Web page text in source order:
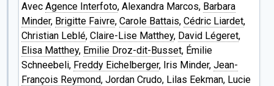
Avec Agence Interfoto, Alexandra Marcos, Barbara
Minder, Brigitte Faivre, Carole Battais, Cédric Liardet,
Christian Leblé, Claire-Lise Matthey, David Légeret,
Elisa Matthey, Emilie Droz-dit-Busset, Émilie
Schneebeli, Freddy Eichelberger, Iris Minder, Jean-
François Reymond, Jordan Crudo, Lilas Eekman, Lucie